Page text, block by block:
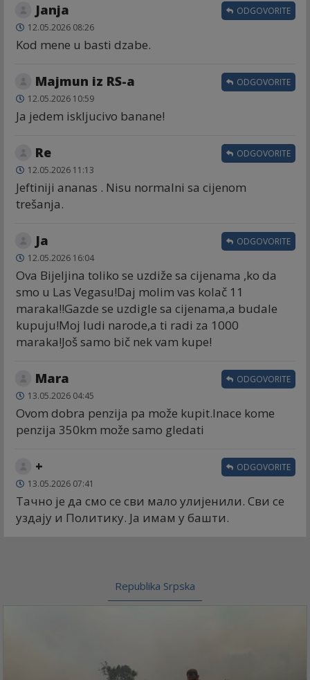
Janja
12.05.2026 08:26
Kod mene u basti dzabe.
ODGOVORITE
Majmun iz RS-a
12.05.2026 10:59
Ja jedem iskljucivo banane!
ODGOVORITE
Re
12.05.2026 11:13
Jeftiniji ananas . Nisu normalni sa cijenom
trešanja.
ODGOVORITE
Ja
12.05.2026 16:04
Ova Bijeljina toliko se uzdiže sa cijenama ,ko da
smo u Las Vegasu!Daj molim vas kolač 11
maraka!!Gazde se uzdigle sa cijenama,a budale
kupuju!Moj ludi narode,a ti radi za 1000
maraka!Još samo bič nek vam kupe!
ODGOVORITE
Mara
13.05.2026 04:45
Ovom dobra penzija pa može kupit.Inace kome
penzija 350km može samo gledati
ODGOVORITE
+
13.05.2026 07:41
Тачно је да смо се сви мало улијенили. Сви се
уздају и Политику. Ја имам у башти.
ODGOVORITE
Republika Srpska